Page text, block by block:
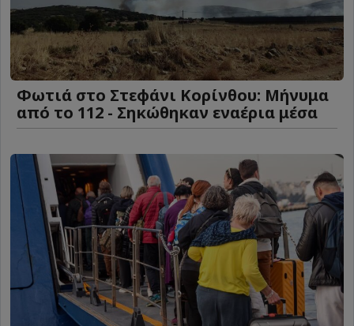
Φωτιά στο Στεφάνι Κορίνθου: Μήνυμα
από το 112 - Σηκώθηκαν εναέρια μέσα